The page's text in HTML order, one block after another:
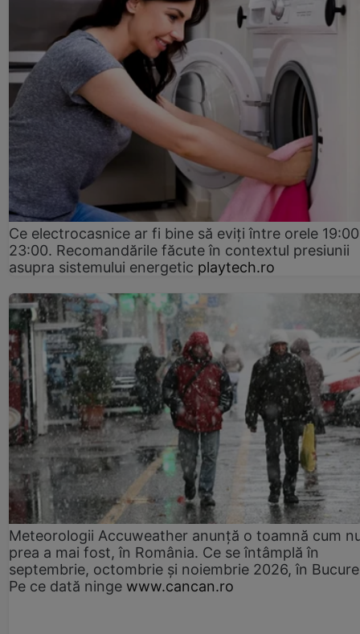
Ce electrocasnice ar fi bine să eviți între orele
23:00. Recomandările făcute în contextul presiunii
asupra sistemului energetic playtech.ro
Meteorologii Accuweather anunță o toamnă cum
prea a mai fost, în România. Ce se întâmplă în
septembrie, octombrie și noiembrie 2026, în
Pe ce dată ninge www.cancan.ro